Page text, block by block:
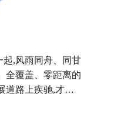
起,风雨同舟、同甘
全覆盖、零距离的
道路上疾驰,才能